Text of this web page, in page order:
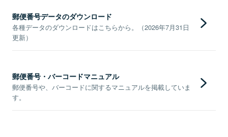
郵便番号データのダウンロード
各種データのダウンロードはこちらから。（2026年7月31日
更新）
郵便番号・バーコードマニュアル
郵便番号や、バーコードに関するマニュアルを掲載していま
す。